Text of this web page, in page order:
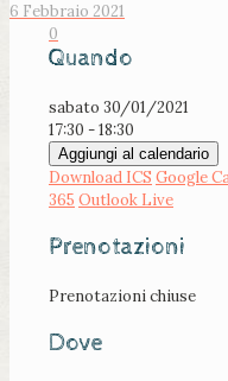
6 Febbraio 2021
0
Quando
sabato 30/01/2021
17:30 - 18:30
Aggiungi al calendario
Download ICS Google
365 Outlook Live
Prenotazioni
Prenotazioni chiuse
Dove